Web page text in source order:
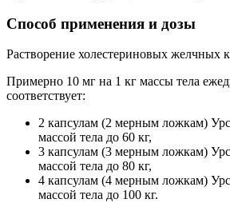
Способ применения и дозы
Растворение холестериновых желчных
Примерно 10 мг на 1 кг массы тела
соответствует:
2 капсулам (2 мерным ложкам)
массой тела до 60 кг,
3 капсулам (3 мерным ложкам)
массой тела до 80 кг,
4 капсулам (4 мерным ложкам)
массой тела до 100 кг.